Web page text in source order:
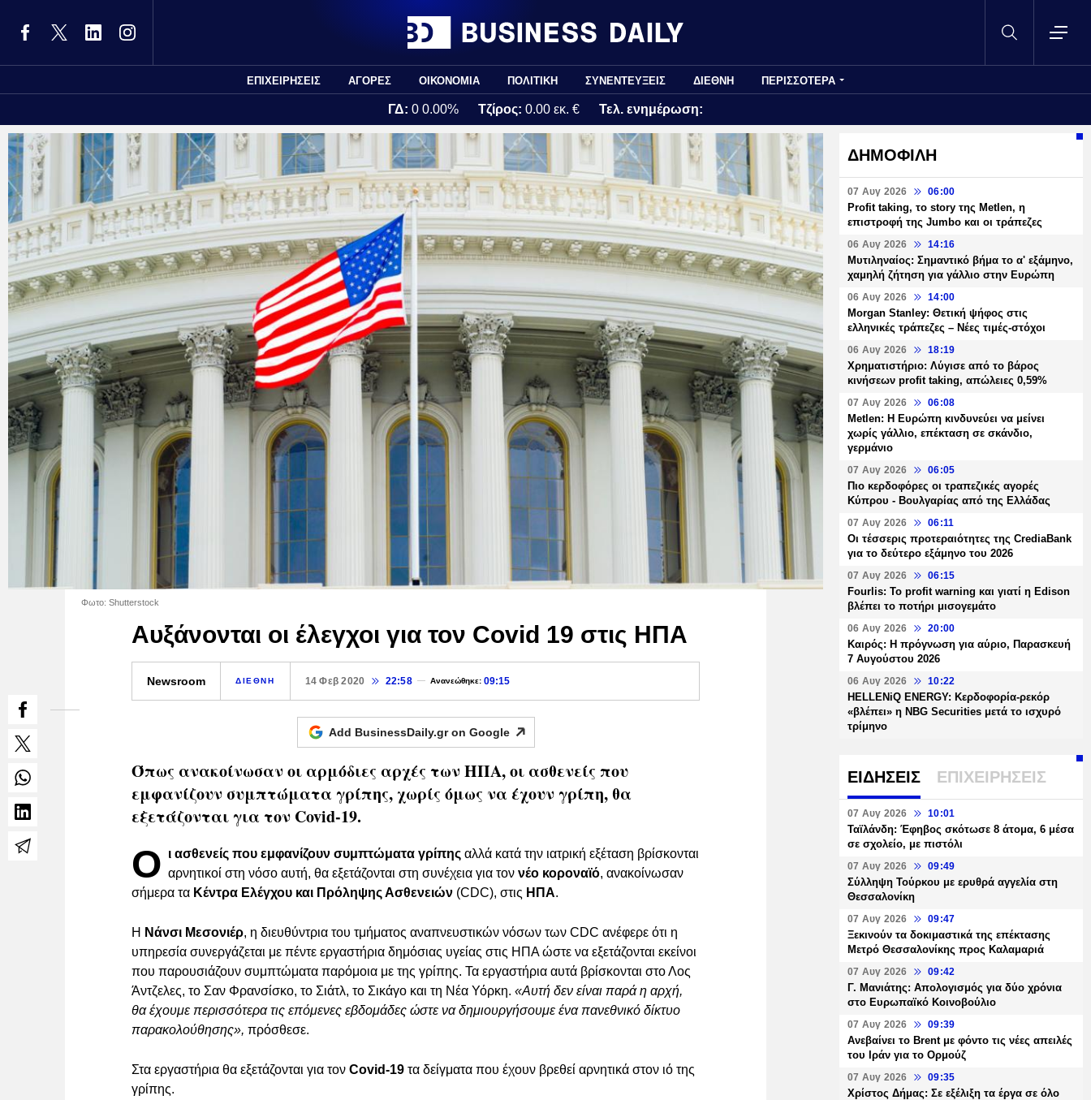
ΕΠΙΧΕΙΡΗΣΕΙΣ ΑΓΟΡΕΣ ΟΙΚΟΝΟΜΙΑ ΠΟΛΙΤΙΚΗ ΣΥΝΕΝΤΕΥΞΕΙΣ ΔΙΕΘΝΗ ΠΕΡΙΣΣΟΤΕΡΑ
ΓΔ: 0 0.00% Τζίρος: 0.00 εκ. € Τελ. ενημέρωση:
Φωτο: Shutterstock
Αυξάνονται οι έλεγχοι για τον Covid 19 στις ΗΠΑ
Newsroom ΔΙΕΘΝΗ 14 Φεβ 2020 22:58 Ανανεώθηκε:09:15
Add BusinessDaily.gr on Google
Όπως ανακοίνωσαν οι αρμόδιες αρχές των ΗΠΑ, οι ασθενείς που
εμφανίζουν συμπτώματα γρίπης, χωρίς όμως να έχουν γρίπη, θα
εξετάζονται για τον Covid-19.
Ο ι ασθενείς που εμφανίζουν συμπτώματα γρίπης αλλά κατά την ιατρική εξέταση βρίσκονται
αρνητικοί στη νόσο αυτή, θα εξετάζονται στη συνέχεια για τον νέο κοροναϊό, ανακοίνωσαν
σήμερα τα Κέντρα Ελέγχου και Πρόληψης Ασθενειών (CDC), στις ΗΠΑ.
Η Νάνσι Μεσονιέρ, η διευθύντρια του τμήματος αναπνευστικών νόσων των CDC ανέφερε ότι η
υπηρεσία συνεργάζεται με πέντε εργαστήρια δημόσιας υγείας στις ΗΠΑ ώστε να εξετάζονται εκείνοι
που παρουσιάζουν συμπτώματα παρόμοια με της γρίπης. Τα εργαστήρια αυτά βρίσκονται στο Λος
Άντζελες, το Σαν Φρανσίσκο, το Σιάτλ, το Σικάγο και τη Νέα Υόρκη. «Αυτή δεν είναι παρά η αρχή,
θα έχουμε περισσότερα τις επόμενες εβδομάδες ώστε να δημιουργήσουμε ένα πανεθνικό δίκτυο
παρακολούθησης», πρόσθεσε.
Στα εργαστήρια θα εξετάζονται για τον Covid-19 τα δείγματα που έχουν βρεθεί αρνητικά στον ιό της
γρίπης.
ΔΗΜΟΦΙΛΗ
07 Αυγ 2026 06:00
Profit taking, το story της Metlen, η
επιστροφή της Jumbo και οι τράπεζες
06 Αυγ 2026 14:16
Μυτιληναίος: Σημαντικό βήμα το α' εξάμηνο,
χαμηλή ζήτηση για γάλλιο στην Ευρώπη
06 Αυγ 2026 14:00
Morgan Stanley: Θετική ψήφος στις
ελληνικές τράπεζες – Νέες τιμές-στόχοι
06 Αυγ 2026 18:19
Χρηματιστήριο: Λύγισε από το βάρος
κινήσεων profit taking, απώλειες 0,59%
07 Αυγ 2026 06:08
Metlen: Η Ευρώπη κινδυνεύει να μείνει
χωρίς γάλλιο, επέκταση σε σκάνδιο,
γερμάνιο
07 Αυγ 2026 06:05
Πιο κερδοφόρες οι τραπεζικές αγορές
Κύπρου - Βουλγαρίας από της Ελλάδας
07 Αυγ 2026 06:11
Οι τέσσερις προτεραιότητες της CrediaBank
για το δεύτερο εξάμηνο του 2026
07 Αυγ 2026 06:15
Fourlis: Το profit warning και γιατί η Edison
βλέπει το ποτήρι μισογεμάτο
06 Αυγ 2026 20:00
Καιρός: Η πρόγνωση για αύριο, Παρασκευή
7 Αυγούστου 2026
06 Αυγ 2026 10:22
HELLENiQ ENERGY: Κερδοφορία-ρεκόρ
«βλέπει» η NBG Securities μετά το ισχυρό
τρίμηνο
ΕΙΔΗΣΕΙΣ ΕΠΙΧΕΙΡΗΣΕΙΣ
07 Αυγ 2026 10:01
Ταϊλάνδη: Έφηβος σκότωσε 8 άτομα, 6 μέσα
σε σχολείο, με πιστόλι
07 Αυγ 2026 09:49
Σύλληψη Τούρκου με ερυθρά αγγελία στη
Θεσσαλονίκη
07 Αυγ 2026 09:47
Ξεκινούν τα δοκιμαστικά της επέκτασης
Μετρό Θεσσαλονίκης προς Καλαμαριά
07 Αυγ 2026 09:42
Γ. Μανιάτης: Απολογισμός για δύο χρόνια
στο Ευρωπαϊκό Κοινοβούλιο
07 Αυγ 2026 09:39
Ανεβαίνει το Brent με φόντο τις νέες απειλές
του Ιράν για το Ορμούζ
07 Αυγ 2026 09:35
Χρίστος Δήμας: Σε εξέλιξη τα έργα σε όλο